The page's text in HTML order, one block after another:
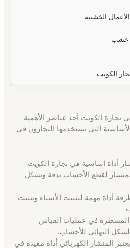
الخشبية
خشب
الكويت
نجارة الكويت أحد عناصر الأهمية
التي يستخدمها النجارون في
أداة أساسية في نجارة الكويت.
لقطع الأخشاب بدقة وبشكل
أداة مهمة لتثبيت الأشياء وتثبيت
في عمليات القياس
النهائي للأخشاب.
يعتبر المنشار الكهربائي أداة مفيدة في